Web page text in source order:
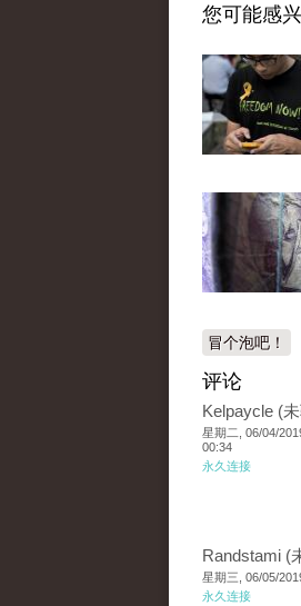
您可能感
冒个泡吧！
评论
Kelpaycle (
星期二, 06/04/
00:34
永久连接
Randstami (
星期三, 06/05/
永久连接